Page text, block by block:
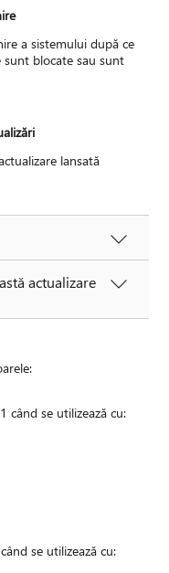
a sistemului după ce
sunt blocate sau sunt
lansată
actualizare
când se utilizează cu:
se utilizează cu: